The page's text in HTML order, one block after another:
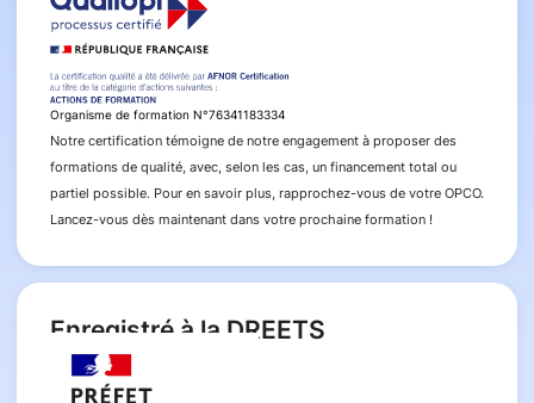
Organisme de formation N°76341183334
Notre certification témoigne de notre engagement à proposer des
formations de qualité, avec, selon les cas, un financement total ou
partiel possible. Pour en savoir plus, rapprochez-vous de votre OPCO.
Lancez-vous dès maintenant dans votre prochaine formation !
Enregistré à la DREETS